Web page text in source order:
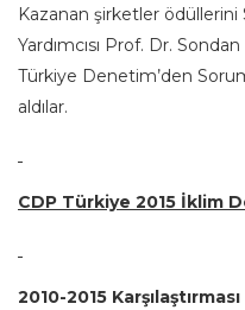
Kazanan şirketler
Yardımcısı Prof. Dr.
Türkiye Denetim’den
aldılar.
CDP Türkiye 2015 İklim
2010-2015 Karşılaştırması